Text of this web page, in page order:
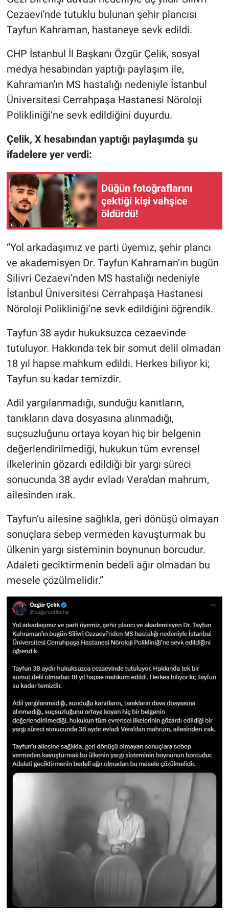
Cezaevi'nde tutuklu bulunan şehir plancısı
Tayfun Kahraman, hastaneye sevk edildi.
CHP İstanbul İl Başkanı Özgür Çelik, sosyal
medya hesabından yaptığı paylaşım ile,
Kahraman'ın MS hastalığı nedeniyle İstanbul
Üniversitesi Cerrahpaşa Hastanesi Nöroloji
Polikliniği’ne sevk edildiğini duyurdu.
Çelik, X hesabından yaptığı paylaşımda şu
ifadelere yer verdi:
Düğün fotoğraflarını
çektiği kişi vahşice
öldürdü!
“Yol arkadaşımız ve parti üyemiz, şehir plancı
ve akademisyen Dr. Tayfun Kahraman’ın bugün
Silivri Cezaevi’nden MS hastalığı nedeniyle
İstanbul Üniversitesi Cerrahpaşa Hastanesi
Nöroloji Polikliniği’ne sevk edildiğini öğrendik.
Tayfun 38 aydır hukuksuzca cezaevinde
tutuluyor. Hakkında tek bir somut delil olmadan
18 yıl hapse mahkum edildi. Herkes biliyor ki;
Tayfun su kadar temizdir.
Adil yargılanmadığı, sunduğu kanıtların,
tanıkların dava dosyasına alınmadığı,
suçsuzluğunu ortaya koyan hiç bir belgenin
değerlendirilmediği, hukukun tüm evrensel
ilkelerinin gözardı edildiği bir yargı süreci
sonucunda 38 aydır evladı Vera'dan mahrum,
ailesinden ırak.
Tayfun’u ailesine sağlıkla, geri dönüşü olmayan
sonuçlara sebep vermeden kavuşturmak bu
ülkenin yargı sisteminin boynunun borcudur.
Adaleti geciktirmenin bedeli ağır olmadan bu
mesele çözülmelidir.”
Gündem Özel
Günün görüntüsü
Haber
İlan
Koronavirüs
Kültür Sanat
Ne demişti
Nedir
Popüler
Programlar
Sağlık
Spor
Teknoloji
Türkiye'nin Gündemi
Yerel Gündem
Yerel Yaşam
Canlı Yayın